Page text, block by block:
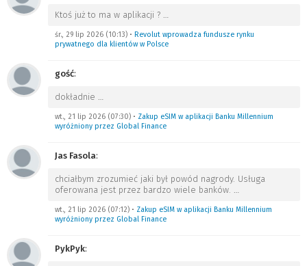
Ktoś już to ma w aplikacji ? …
śr., 29 lip 2026 (10:13) • Revolut wprowadza fundusze rynku
prywatnego dla klientów w Polsce
gość:
dokładnie …
wt., 21 lip 2026 (07:30) • Zakup eSIM w aplikacji Banku Millennium
wyróżniony przez Global Finance
Jas Fasola:
chciałbym zrozumieć jaki był powód nagrody. Usługa
oferowana jest przez bardzo wiele banków. …
wt., 21 lip 2026 (07:12) • Zakup eSIM w aplikacji Banku Millennium
wyróżniony przez Global Finance
PykPyk: